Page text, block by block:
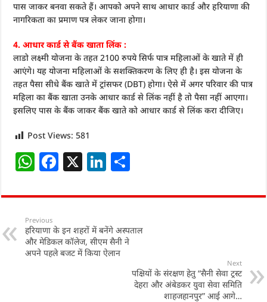
पास जाकर बनवा सकते हैं। आपको अपने साथ आधार कार्ड और हरियाणा की
नागरिकता का प्रमाण पत्र लेकर जाना होगा।
4. आधार कार्ड से बैंक खाता लिंक :
लाडो लक्ष्मी योजना के तहत 2100 रुपये सिर्फ पात्र महिलाओं के खाते में ही
आएंगे। यह योजना महिलाओं के सशक्तिकरण के लिए ही है। इस योजना के
तहत पैसा सीधे बैंक खाते में ट्रांसफर (DBT) होगा। ऐसे में अगर परिवार की पात्र
महिला का बैंक खाता उनके आधार कार्ड से लिंक नहीं है तो पैसा नहीं आएगा।
इसलिए पास के बैंक जाकर बैंक खाते को आधार कार्ड से लिंक करा दीजिए।
Post Views: 581
W
at
s
A
p
F
c
b
o
X Li
k
e
dI
n
ar
Previous
हरियाणा के इन शहरों में बनेंगे अस्पताल
और मेडिकल कॉलेज, सीएम सैनी ने
अपने पहले बजट में किया ऐलान
Next
पक्षियों के संरक्षण हेतु “सैनी सेवा ट्रस्ट
देहरा और अंबेडकर युवा सेवा समिति
शाहजहानपुर” आई आगे…